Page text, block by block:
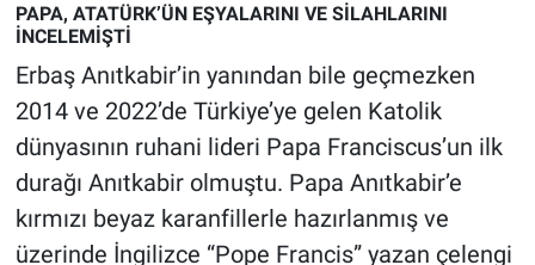
PAPA, ATATÜRK’ÜN EŞYALARINI VE SİLAHLARINI
İNCELEMİŞTİ
Erbaş Anıtkabir’in yanından bile geçmezken
2014 ve 2022’de Türkiye’ye gelen Katolik
dünyasının ruhani lideri Papa Franciscus’un ilk
durağı Anıtkabir olmuştu. Papa Anıtkabir’e
kırmızı beyaz karanfillerle hazırlanmış ve
üzerinde İngilizce “Pope Francis” yazan çelengi